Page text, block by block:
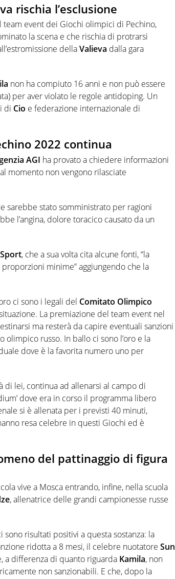
rischia l’esclusione
event dei Giochi olimpici di Pechino,
la scena e che rischia di protrarsi
dellaValieva dalla gara
non ha compiuto 16 anni e non può essere
per aver violato le regole antidoping. Un
di Cio e federazione internazionale di
2022 continua
AGI ha provato a chiedere informazioni
momento non vengono rilasciate
sarebbe stato somministrato per ragioni
l’angina, dolore toracico causato da un
, che a sua volta cita alcune fonti, “la
minime” aggiungendo che la
ci sono i legali del Comitato Olimpico
La premiazione del team event nel
ma resterà da capire eventuali sanzioni
olimpico russo. In ballo ci sono l’oro e la
dove è la favorita numero uno per
di lei, continua ad allenarsi al campo di
dove era in corso il programma libero
si è allenata per i previsti 40 minuti,
resa celebre in questi Giochi ed è
del pattinaggio di figura
vive a Mosca entrando, infine, nella scuola
, allenatrice delle grandi campionesse russe
risultati positivi a questa sostanza: la
ridotta a 8 mesi, il celebre nuotatore Sun
a differenza di quanto riguarda Kamila, non
non sanzionabili. E che, dopo la